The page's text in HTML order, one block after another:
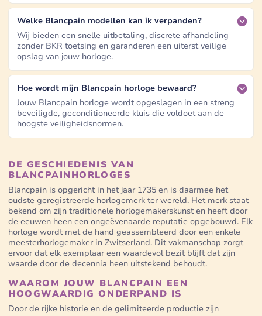
Welke Blancpain modellen kan ik verpanden?
Wij bieden een snelle uitbetaling, discrete afhandeling
zonder BKR toetsing en garanderen een uiterst veilige
opslag van jouw horloge.
Hoe wordt mijn Blancpain horloge bewaard?
Jouw Blancpain horloge wordt opgeslagen in een streng
beveiligde, geconditioneerde kluis die voldoet aan de
hoogste veiligheidsnormen.
DE GESCHIEDENIS VAN
BLANCPAINHORLOGES
Blancpain is opgericht in het jaar 1735 en is daarmee het
oudste geregistreerde horlogemerk ter wereld. Het merk staat
bekend om zijn traditionele horlogemakerskunst en heeft door
de eeuwen heen een ongeëvenaarde reputatie opgebouwd. Elk
horloge wordt met de hand geassembleerd door een enkele
meesterhorlogemaker in Zwitserland. Dit vakmanschap zorgt
ervoor dat elk exemplaar een waardevol bezit blijft dat zijn
waarde door de decennia heen uitstekend behoudt.
WAAROM JOUW BLANCPAIN EEN
HOOGWAARDIG ONDERPAND IS
Door de rijke historie en de gelimiteerde productie zijn